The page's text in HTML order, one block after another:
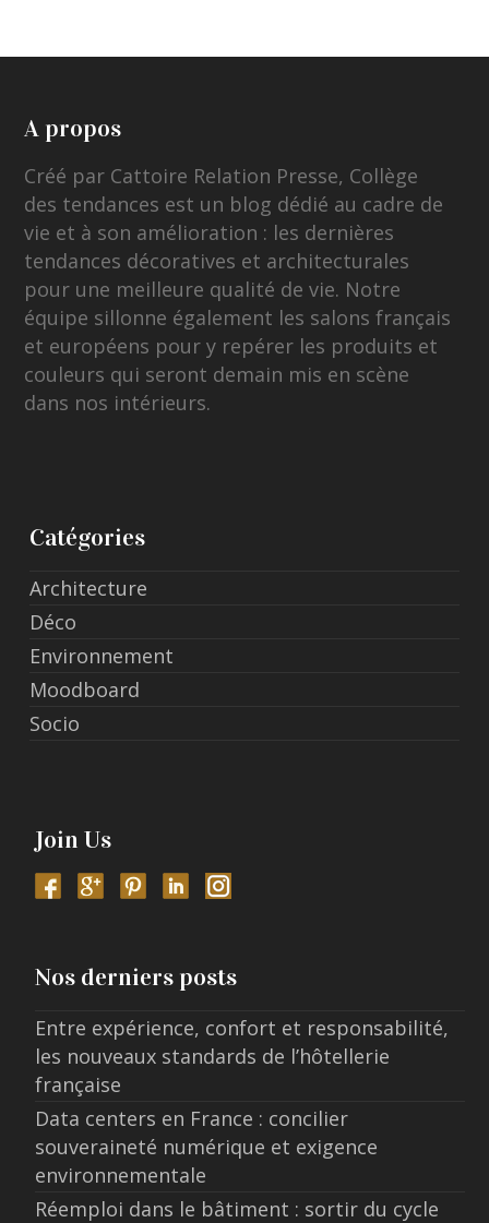
A propos
Créé par Cattoire Relation Presse, Collège
des tendances est un blog dédié au cadre de
vie et à son amélioration : les dernières
tendances décoratives et architecturales
pour une meilleure qualité de vie. Notre
équipe sillonne également les salons français
et européens pour y repérer les produits et
couleurs qui seront demain mis en scène
dans nos intérieurs.
Catégories
Architecture
Déco
Environnement
Moodboard
Socio
Join Us
Nos derniers posts
Entre expérience, confort et responsabilité,
les nouveaux standards de l’hôtellerie
française
Data centers en France : concilier
souveraineté numérique et exigence
environnementale
Réemploi dans le bâtiment : sortir du cycle